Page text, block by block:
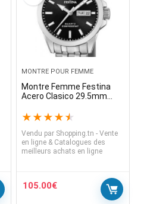
MONTRE POUR FEMME
Montre Femme Festina
Acero Clasico 29.5mm
Argent F20455-4
★ ★ ★ ★ ★
Vendu parShopping.tn - Vente
en ligne & Catalogues des
meilleurs achats en ligne
105.00€